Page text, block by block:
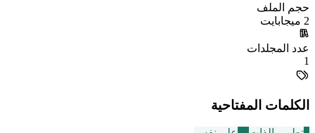
حجم الملف
2 ميجابايت
عدد المجلدات
1
الكلمات المفتاحية